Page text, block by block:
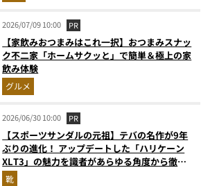
2026/07/09 10:00 PR
【家飲みおつまみはこれ一択】おつまみスナッ
ク不二家「ホームサクッと」で簡単＆極上の家
飲み体験
グルメ
2026/06/30 10:00 PR
【スポーツサンダルの元祖】テバの名作が9年
ぶりの進化！ アップデートした「ハリケーン
XLT3」の魅力を識者があらゆる角度から徹底
解説！
靴